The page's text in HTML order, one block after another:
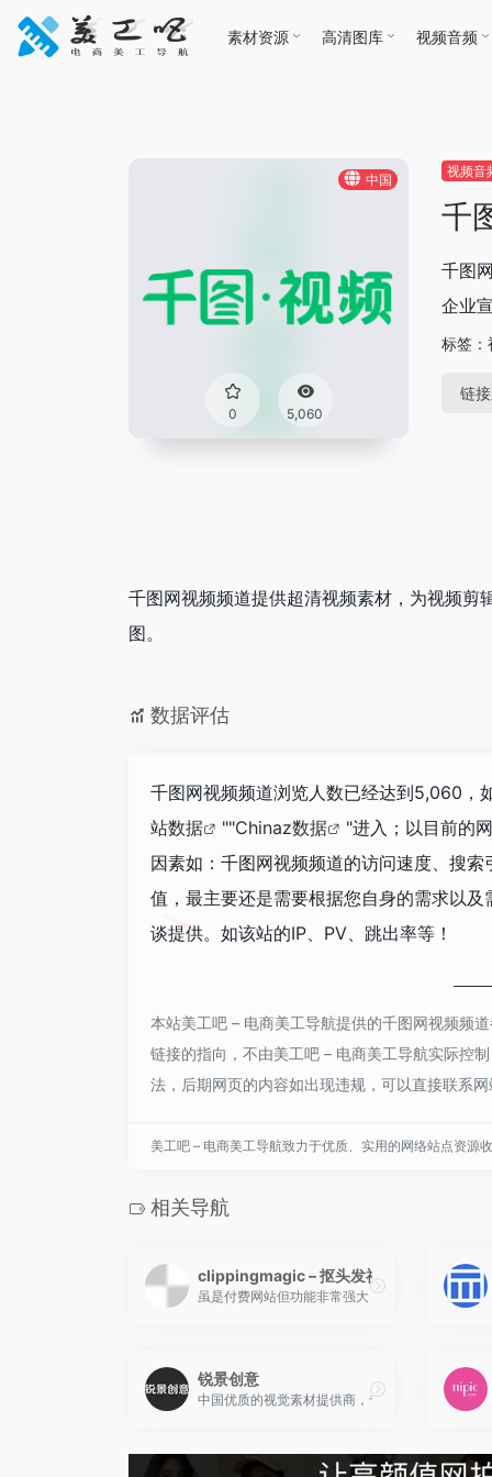
素材资源 高清图库 视频音频
中国
0 5,060
视频音
千
千图
企业
标签：
链
千图网视频频道提供超清视频素材，为视频剪
图。
数据评估
千图网视频频道浏览人数已经达到5,060，
站数据
""Chinaz数据
"进入；以目前的
因素如：千图网视频频道的访问速度、搜
值，最主要还是需要根据您自身的需求以
谈提供。如该站的IP、PV、跳出率等！
本站美工吧 – 电商美工导航提供的千图网视频频
链接的指向，不由美工吧 – 电商美工导航实际控
法，后期网页的内容如出现违规，可以直接联系
美工吧 – 电商美工导航致力于优质、实用的网络站点资源
相关导航
clippingmagic – 抠头发神器
虽是付费网站但功能非常强大，支持批量处理和下
锐景创意
中国优质的视觉素材提供商，专业的正版图片、